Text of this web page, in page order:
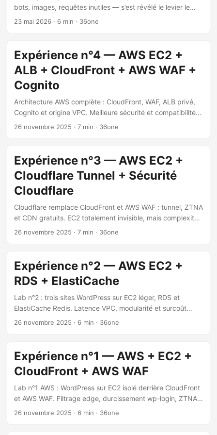
bots, images, requêtes inutiles — s’est révélé le levier le
plus efficace sur WordPress AWS.
23 mai 2026 · 6 min · 36one
Expérience n°4 — AWS EC2 +
ALB + CloudFront + AWS WAF +
Cognito
Architecture AWS complète : CloudFront, WAF, ALB privé,
Cognito et origine VPC. Meilleure sécurité et compatibilité
WordPress testées, pour ~50–60 USD/mois.
26 novembre 2025 · 7 min · 36one
Expérience n°3 — AWS EC2 +
Cloudflare Tunnel + Sécurité
Cloudflare
Cloudflare remplace CloudFront et AWS WAF : tunnel, ZTNA
et CDN gratuits. EC2 totalement invisible, mais complexité
opérationnelle et dépendance à Cloudflare.
26 novembre 2025 · 7 min · 36one
Expérience n°2 — AWS EC2 +
RDS + ElastiCache
Lab n°2 : trois sites WordPress sur EC2 léger, RDS et
ElastiCache Redis. Latence VPC, modularité et surcoût
~60–100 CHF/mois — bilan vs tout-en-un.
26 novembre 2025 · 6 min · 36one
Expérience n°1 — AWS + EC2 +
CloudFront + AWS WAF
Lab n°1 AWS : WordPress sur EC2 isolé derrière CloudFront
et AWS WAF. Filtrage edge, durcissement wp-login, ZTNA
testés et coût réel ~30–50 CHF/mois.
26 novembre 2025 · 6 min · 36one